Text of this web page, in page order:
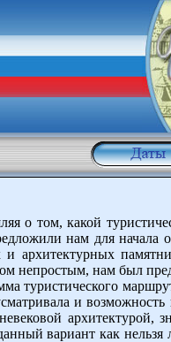
о том, какой
нам для начала
и архитектурных
непростым, нам был
туристического
и
вариант как нельзя